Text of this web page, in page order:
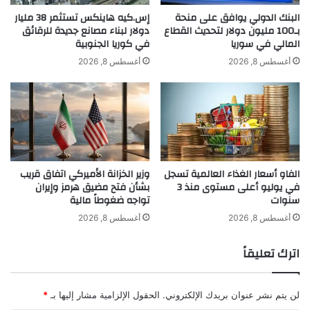
الأدوية التي يتناولها المريض سواء بوصفة
طبية، أو بدون وصفة طبية.
من جهة اخرى، أكد الدكتور حسن ان هناك
البعض من الآثار الجانبية والمضاعفات التي قد
تواجه المريض بعد عملية شفط الدهون و منها :
التهابات وتورمات(تعالج ببعض الادوية)،
الكدمات التي غالبا ما يصاب بها من يعانون من
سيولة الدم (عارض مؤقت)، فقدان كمية من
سوائل الجسم فيمكن تعويضها بشرب الماء و
بعض السوائل التي ينصح بها الطبيب، الخدر و
التنميل حيث تصاب بها المنطقة المعالجة
و
ه
ذ
ا
ب
ا
ن
ه
ا
ل
ل
ب
A
t
t
e
t
w
i
t
h
A
s
n
i
s
h
البنك الدولي يوافق على منحة
بـ100 مليون دولار لتحديث القطاع
المالي في سوريا
أغسطس 8, 2026
إس.كيه هاينكس تستثمر 38 مليار
دولار لبناء مصانع جديدة للرقائق
في كوريا الجنوبية
أغسطس 8, 2026
الفاو أسعار الغذاء العالمية تسجل
في يوليو أعلى مستوى منذ 3
سنوات
أغسطس 8, 2026
وزير الخزانة الأميركي اتفاق قريب
بشأن فتح مضيق هرمز وإيران
تواجه ضغوطاً مالية
أغسطس 8, 2026
اترك تعليقاً
لن يتم نشر عنوان بريدك الإلكتروني. الحقول الإلزامية مشار إليها بـ *